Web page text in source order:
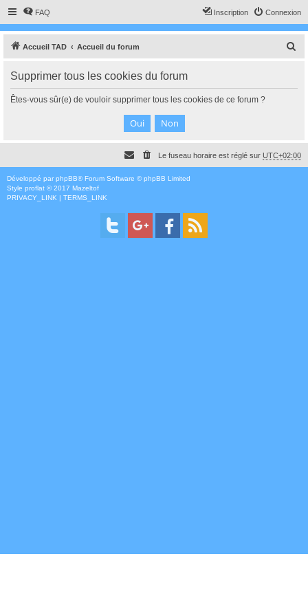
FAQ Connexion
Inscription
Accueil TAD Accueil du forum
c
h
Supprimer tous les cookies du forum
Êtes-vous sûr(e) de vouloir supprimer tous les cookies de ce forum ?
Le fuseau horaire est réglé sur UTC+02:00
Développé par phpBB® Forum Software © phpBB Limited
Style proflat © 2017 Mazeltof
PRIVACY_LINK | TERMS_LINK